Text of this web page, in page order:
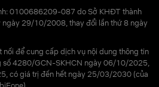
0100686209-087 do Sở KHĐT thành
ngày 29/10/2008, thay đổi lần thứ 8 ngày
để cung cấp dịch vụ nội dung thông tin
số 4280/GCN-SKHCN ngày 06/10/2025,
có giá trị đến hết ngày 25/03/2030 (của